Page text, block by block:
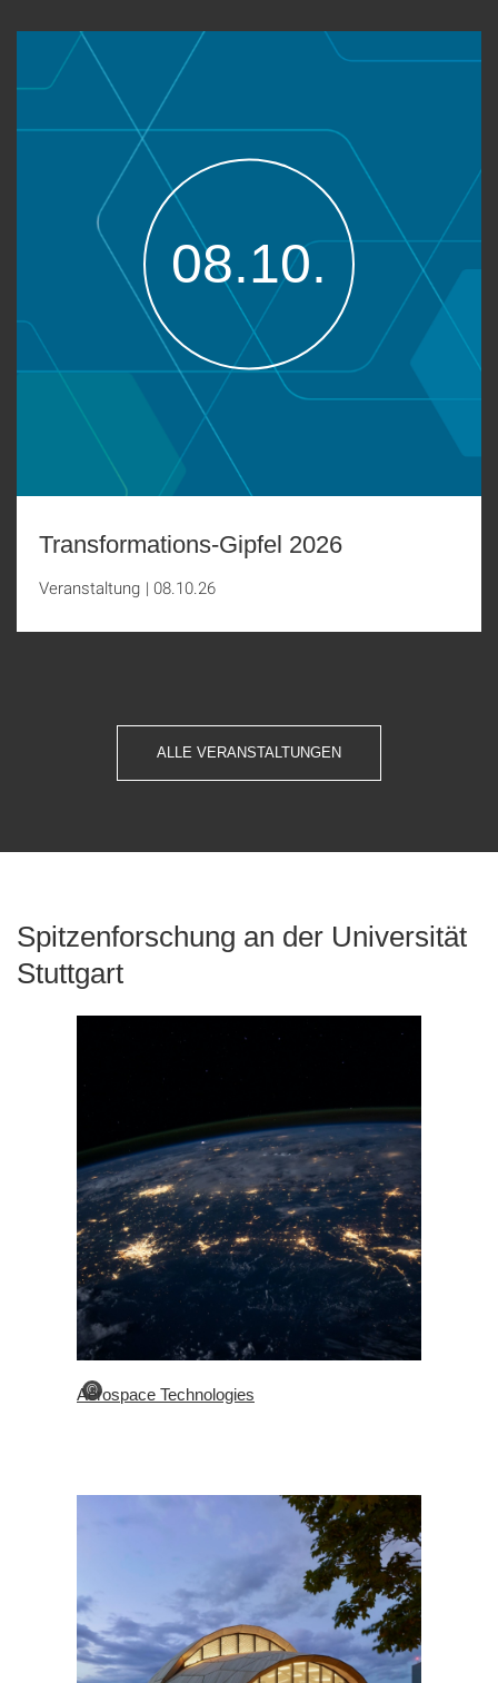
08.10.
Transformations-Gipfel 2026
Veranstaltung | 08.10.26
ALLE VERANSTALTUNGEN
Spitzenforschung an der Universität
Stuttgart
©
Aerospace Technologies